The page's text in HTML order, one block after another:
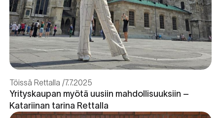
Töissä Rettalla 7.7.2025
Yrityskaupan myötä uusiin mahdollisuuksiin –
Katariinan tarina Rettalla